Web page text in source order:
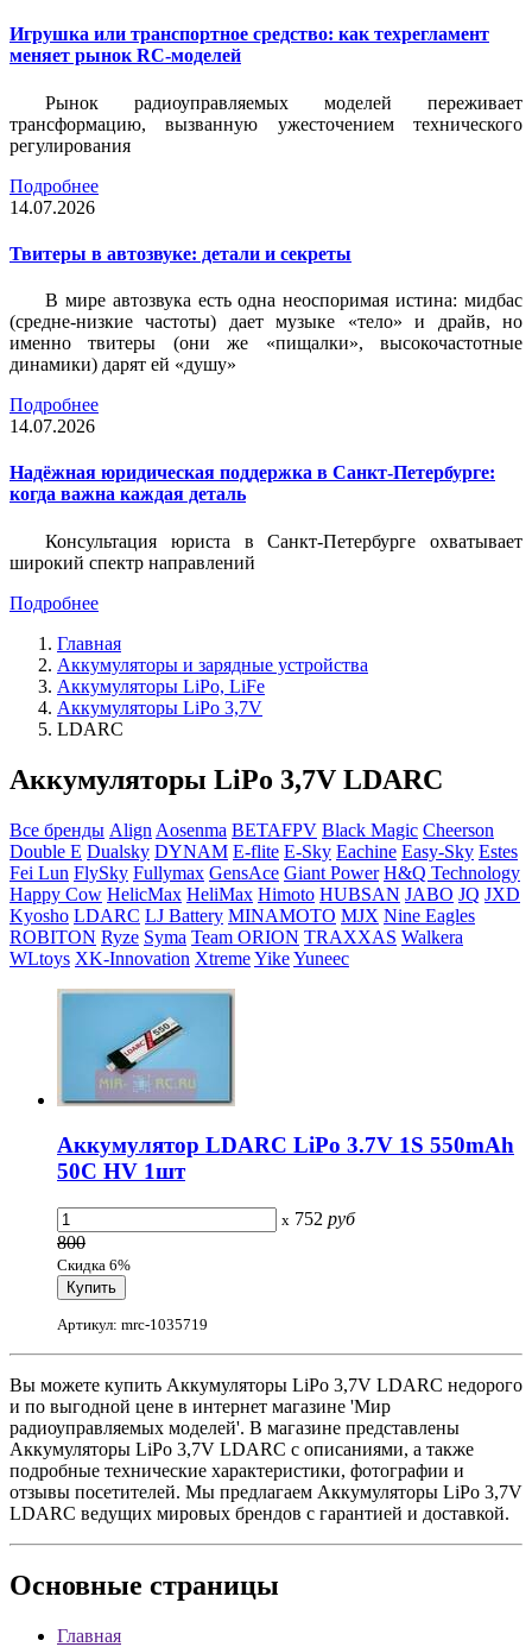
Игрушка или транспортное средство: как техрегламент
меняет рынок RC-моделей
Рынок радиоуправляемых моделей переживает
трансформацию, вызванную ужесточением технического
регулирования
Подробнее
14.07.2026
Твитеры в автозвуке: детали и секреты
В мире автозвука есть одна неоспоримая истина: мидбас
(средне-низкие частоты) дает музыке «тело» и драйв, но
именно твитеры (они же «пищалки», высокочастотные
динамики) дарят ей «душу»
Подробнее
14.07.2026
Надёжная юридическая поддержка в Санкт-Петербурге:
когда важна каждая деталь
Консультация юриста в Санкт-Петербурге охватывает
широкий спектр направлений
Подробнее
Главная
Аккумуляторы и зарядные устройства
Аккумуляторы LiPo, LiFe
Аккумуляторы LiPo 3,7V
LDARC
Аккумуляторы LiPo 3,7V LDARC
Все бренды Align Aosenma BETAFPV Black Magic Cheerson
Double E Dualsky DYNAM E-flite E-Sky Eachine Easy-Sky Estes
Fei Lun FlySky Fullymax GensAce Giant Power H&Q Technology
Happy Cow HelicMax HeliMax Himoto HUBSAN JABO JQ JXD
Kyosho LDARC LJ Battery MINAMOTO MJX Nine Eagles
ROBITON Ryze Syma Team ORION TRAXXAS Walkera
WLtoys XK-Innovation XtremeYikeYuneec
Аккумулятор LDARC LiPo 3.7V 1S 550mAh
50C HV 1шт
x 752 руб
800
Скидка 6%
Артикул: mrc-1035719
Вы можете купить Аккумуляторы LiPo 3,7V LDARC недорого
и по выгодной цене в интернет магазине 'Мир
радиоуправляемых моделей'. В магазине представлены
Аккумуляторы LiPo 3,7V LDARC с описаниями, а также
подробные технические характеристики, фотографии и
отзывы посетителей. Мы предлагаем Аккумуляторы LiPo 3,7V
LDARC ведущих мировых брендов с гарантией и доставкой.
Основные страницы
Главная